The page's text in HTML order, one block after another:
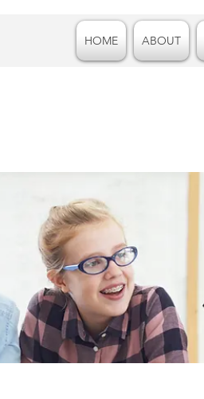
HOME ABOUT